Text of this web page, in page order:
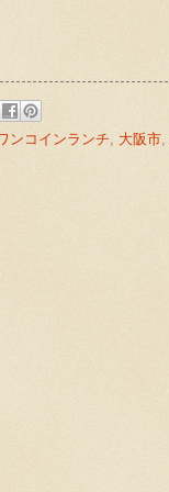
ンコインランチ, 大阪市,